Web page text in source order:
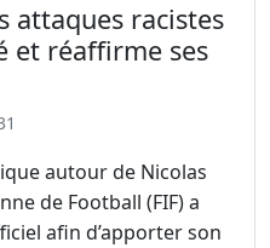
attaques racistes
et réaffirme ses
autour de Nicolas
de Football (FIF) a
afin d’apporter son